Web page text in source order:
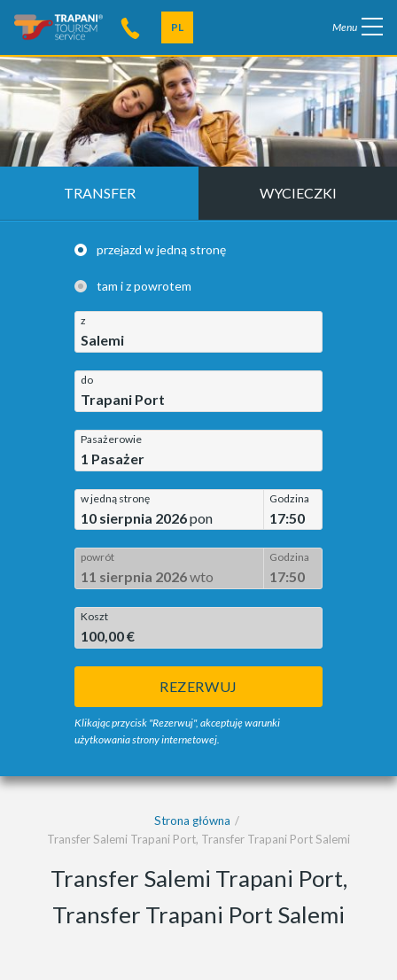
PL Menu
TRANSFER WYCIECZKI
przejazd w jedną stronę
tam i z powrotem
z
Salemi
do
Trapani Port
Pasażerowie
1 Pasażer
w jedną stronę
10 sierpnia 2026pon
Godzina
17:50
powrót
11 sierpnia 2026wto
Godzina
17:50
Koszt
100,00 €
REZERWUJ
Klikając przycisk "Rezerwuj", akceptuję warunki
użytkowania strony internetowej.
Strona główna
Transfer Salemi Trapani Port, Transfer Trapani Port Salemi
Transfer Salemi Trapani Port,
Transfer Trapani Port Salemi